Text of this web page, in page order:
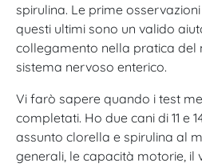
spirulina. Le prime
questi ultimi sono un valido
collegamento nella pratica del
sistema nervoso enterico.
Vi farò sapere quando i test
completati. Ho due cani di 11 e
assunto clorella e spirulina al
generali, le capacità motorie, il